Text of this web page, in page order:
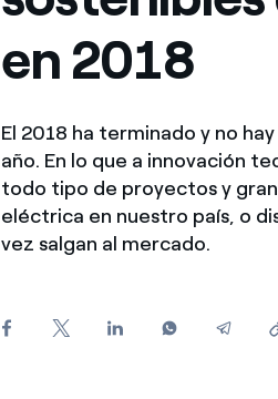
Ofertas para
¿Gestionas
en 2018
El 2018 ha terminado y no
año. En lo que a innovación
todo tipo de proyectos y
eléctrica en nuestro país, o
vez salgan al mercado.